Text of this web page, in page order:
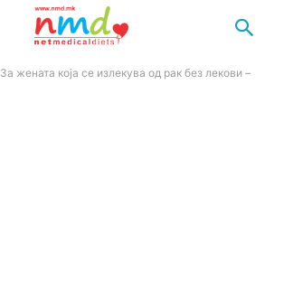
За жената која се излекува од рак без лекови –